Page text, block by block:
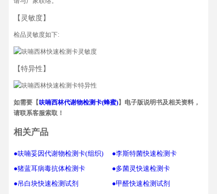
【灵敏度】
检品灵敏度如下:
【特异性】
如需要【 呋喃西林代谢物检测卡(蜂蜜)】电子版说明书及相关资料，
请联系客服索取！
相关产品
●呋喃妥因代谢物检测卡(组织)
●猪蓝耳病毒抗体检测卡
●吊白块快速检测试剂
●李斯特菌快速检测卡
●多菌灵快速检测卡
●甲醛快速检测试剂